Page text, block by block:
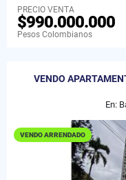
PRECIO VENTA
$990.000.000
Pesos Colombianos
VENDO
En:
VENDO ARRENDADO